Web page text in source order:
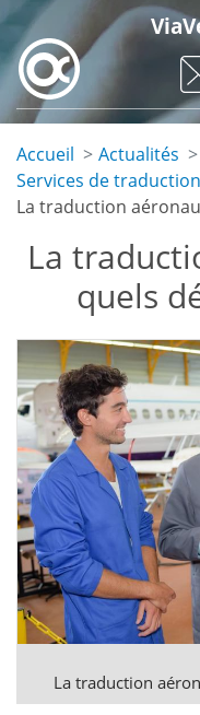
Skip
main
content
Accueil
Actualités
Services de
La traduction
La
quels
La traduction